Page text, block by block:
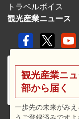
トラベルボイス
観光産業ニュース
観光産業ニ
部から届く
一歩先の未来がみ